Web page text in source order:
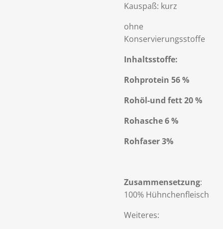
Kauspaß: kurz
ohne
Konservierungsstoffe
Inhaltsstoffe:
Rohprotein 56 %
Rohöl-und fett 20 %
Rohasche 6 %
Rohfaser 3%
Zusammensetzung:
100% Hühnchenfleisch
Weiteres: